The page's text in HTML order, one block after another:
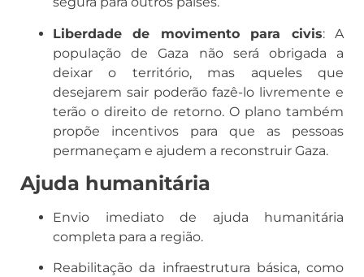
Liberdade de movimento para civis: A
população de Gaza não será obrigada a
deixar o território, mas aqueles que
desejarem sair poderão fazê-lo livremente e
terão o direito de retorno. O plano também
propõe incentivos para que as pessoas
permaneçam e ajudem a reconstruir Gaza.
Ajuda humanitária
Envio imediato de ajuda humanitária
completa para a região.
Reabilitação da infraestrutura básica, como